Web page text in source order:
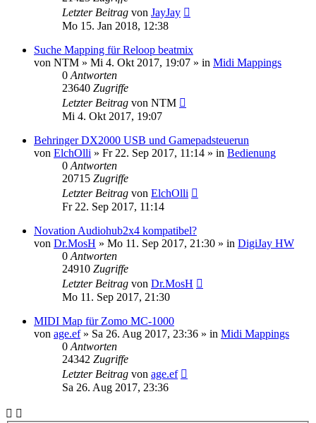
Letzter Beitrag von JayJay
Mo 15. Jan 2018, 12:38
Suche Mapping für Reloop beatmix
von NTM » Mi 4. Okt 2017, 19:07 » in Midi Mappings
0 Antworten
23640 Zugriffe
Letzter Beitrag von NTM
Mi 4. Okt 2017, 19:07
Behringer DX2000 USB und Gamepadsteuerun
von ElchOlli » Fr 22. Sep 2017, 11:14 » in Bedienung
0 Antworten
20715 Zugriffe
Letzter Beitrag von ElchOlli
Fr 22. Sep 2017, 11:14
Novation Audiohub2x4 kompatibel?
von Dr.MosH » Mo 11. Sep 2017, 21:30 » in DigiJay HW
0 Antworten
24910 Zugriffe
Letzter Beitrag von Dr.MosH
Mo 11. Sep 2017, 21:30
MIDI Map für Zomo MC-1000
von age.ef» Sa 26. Aug 2017, 23:36 » in Midi Mappings
0 Antworten
24342 Zugriffe
Letzter Beitrag von age.ef
Sa 26. Aug 2017, 23:36